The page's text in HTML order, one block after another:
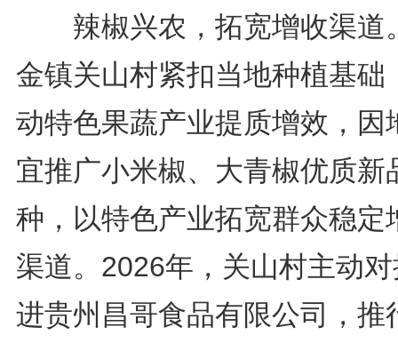
辣椒兴农，拓宽增收渠道
金镇关山村紧扣当地种植基础
动特色果蔬产业提质增效，因
宜推广小米椒、大青椒优质新
种，以特色产业拓宽群众稳定
渠道。2026年，关山村主动
进贵州昌哥食品有限公司，推